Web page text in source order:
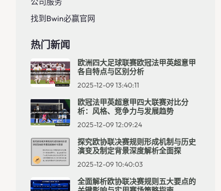
找到Bwin必赢官网
热门新闻
欧洲四大足球联赛欧冠法甲英超意甲
各自特点与区别分析
2025-12-09 13:40:11
欧冠法甲英超意甲四大联赛对比分
析：风格、竞争力与发展趋势
2025-12-09 12:09:24
探究欧协联决赛规则形成机制与历史
演变及制定背景深度解析全面探
2025-12-09 10:40:03
全面解析欧协联决赛规则五大要点的